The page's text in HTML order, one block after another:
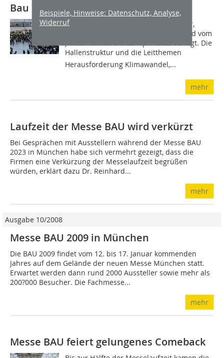
Beispiele, Hinweise: Datenschutz, Analyse,
Widerruf
Bau 2023 wird auf April verlegt
Die Bau, Weltleitmesse für Architektur,
Materialien, Systeme in München, wird vom
Januar auf 17. bis 22. April 2023 verlegt. Die
Hallenstruktur und die Leitthemen 
Herausforderung Klimawandel,...
mehr
Laufzeit der Messe BAU wird verkürzt
Bei Gesprächen mit Ausstellern während der Messe BAU
2023 in München habe sich vermehrt gezeigt, dass die
Firmen eine Verkürzung der Messelaufzeit begrüßen
würden, erklärt dazu Dr. Reinhard...
mehr
Ausgabe 10/2008
Messe BAU 2009 in München
Die BAU 2009 findet vom 12. bis 17. Januar kommenden
Jahres auf dem Gelände der neuen Messe München statt.
Erwartet werden dann rund 2000 Aussteller sowie mehr als
200?000 Besucher. Die Fachmesse...
mehr
Messe BAU feiert gelungenes Comeback